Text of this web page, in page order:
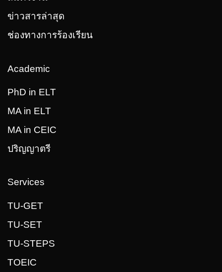
ข่าวสารล่าสุด
ช่องทางการร้องเรียน
Academic
PhD in ELT
MA in ELT
MA in CEIC
ปริญญาตรี
Services
TU-GET
TU-SET
TU-STEPS
TOEIC